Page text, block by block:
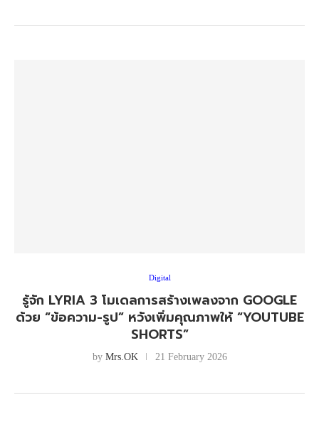
Digital
รู้จัก LYRIA 3 โมเดลการสร้างเพลงจาก GOOGLE
ด้วย “ข้อความ-รูป” หวังเพิ่มคุณภาพให้ “YOUTUBE
SHORTS”
by Mrs.OK 21 February 2026